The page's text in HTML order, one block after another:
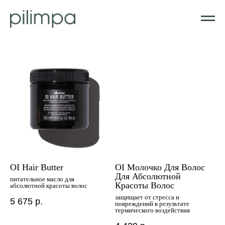
OI Hair Butter
питательное масло для
абсолютной красоты волос
5 675 р.
OI Молочко Для Волос
Для Абсолютной
Красоты Волос
защищает от стресса и
повреждений в результате
термического воздействия